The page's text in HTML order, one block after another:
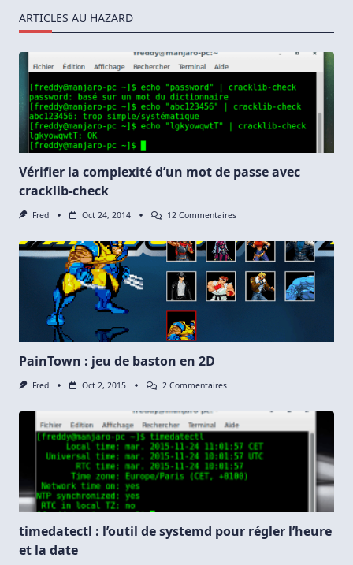
ARTICLES AU HAZARD
Vérifier la complexité d’un mot de passe avec
cracklib-check
Fred Oct 24, 2014 12 CommentairesSur
Complexité
D’un
Mot
Passe
PainTown : jeu de baston en 2D
Fred Oct 2, 2015 2 CommentairesSur
Jeu
De
Baston
En
2D
timedatectl : l’outil de systemd pour régler l’heure
et la date